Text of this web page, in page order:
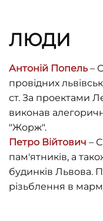
ЛЮДИ
Антоній Попель –
провідних
ст. За проектами
виконав
"Жорж".
Петро Війтович –
пам'ятників, а
будинків Львова.
різьблення в